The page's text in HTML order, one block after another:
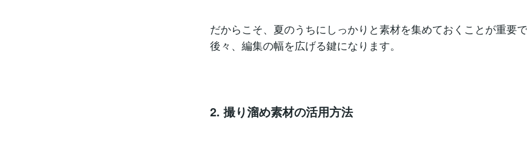
だからこそ、夏のうちにしっかりと素材を集めておくことが重要
後々、編集の幅を広げる鍵になります。
2. 撮り溜め素材の活用方法